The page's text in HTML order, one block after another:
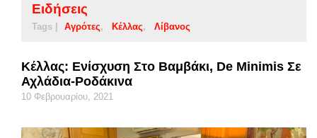
Ειδήσεις
Tags | Αγρότες Κέλλας Λίβανος
Κέλλας: Ενίσχυση Στο Βαμβάκι, De Minimis Σε
Αχλάδια-Ροδάκινα
10 Φεβρουαρίου, 2021